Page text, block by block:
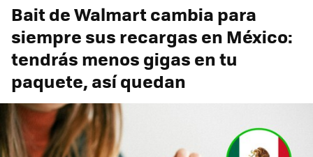
Bait de Walmart cambia para
siempre sus recargas en México:
tendrás menos gigas en tu
paquete, así quedan